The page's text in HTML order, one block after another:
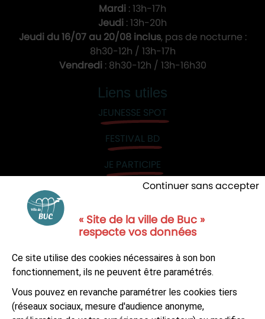
« Site de la ville de Buc »
respecte vos données
Ce site utilise des cookies nécessaires à son bon
fonctionnement, ils ne peuvent être paramétrés.
Vous pouvez en revanche paramétrer les cookies tiers
(réseaux sociaux, mesure d'audience anonyme,
Continuer sans accepter
Mardi : 13h-17h
Jeudi : 13h-20h
Jeudi du 16/07 au 20/08 inclus, pas de nocturne :
8h30-12h / 13h-17h
Vendredi : 8h30-12h / 13h-16h30
Liens utiles
JEUNESSE SPOT
FESTIVAL BD
JE PARTICIPE
NOUS CONTACTER
S'ABONNER À LA NEWSLETTER
Suivez-nous sur
Facebook
LinkedIn